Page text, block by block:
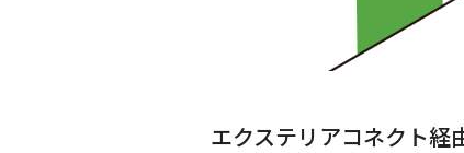
エクステリアコネクト経